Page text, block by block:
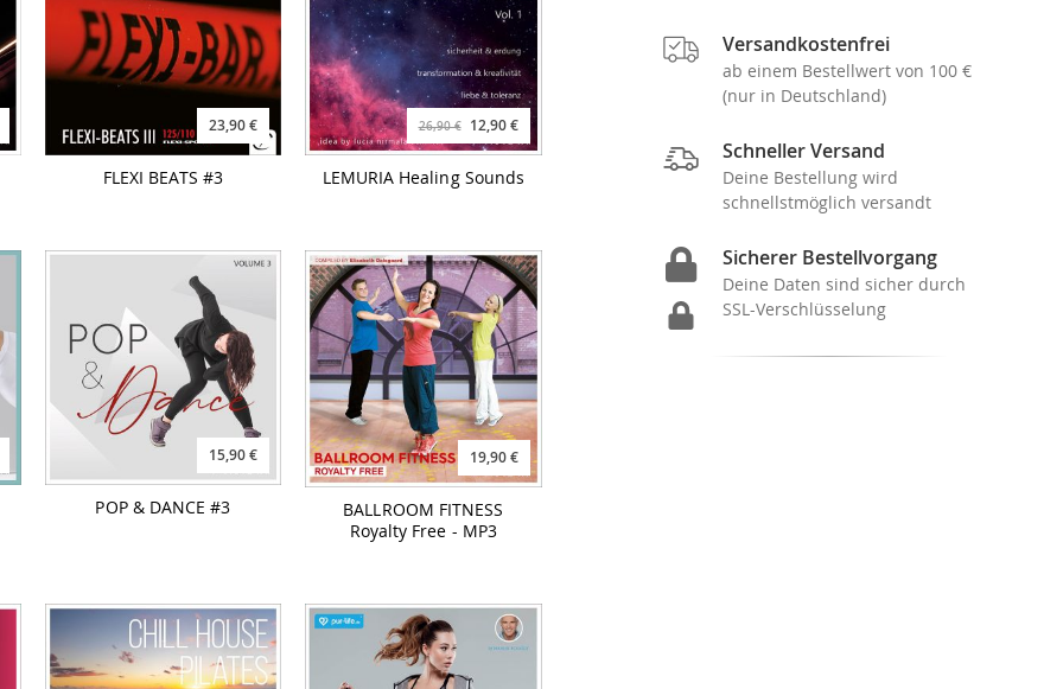
23,90 €
FLEXI BEATS #3
26,90 € 12,90 €
LEMURIA Healing Sounds
15,90 €
POP & DANCE #3
19,90 €
BALLROOM FITNESS
Royalty Free - MP3
Versandkostenfrei
ab einem Bestellwert von 100 €
(nur in Deutschland)
Schneller Versand
Deine Bestellung wird
schnellstmöglich versandt
Sicherer Bestellvorgang
Deine Daten sind sicher durch
SSL-Verschlüsselung